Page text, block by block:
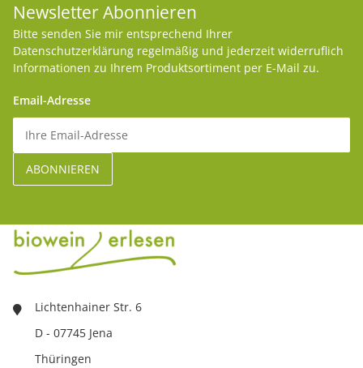
Newsletter Abonnieren
Bitte senden Sie mir entsprechend Ihrer
Datenschutzerklärung regelmäßig und jederzeit widerruflich
Informationen zu Ihrem Produktsortiment per E-Mail zu.
Email-Adresse
Lichtenhainer Str. 6
D - 07745 Jena
Thüringen